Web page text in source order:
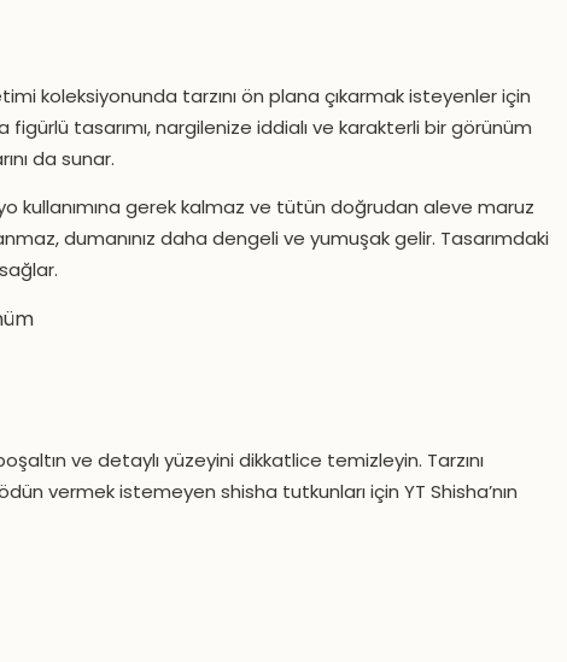
koleksiyonunda tarzını ön plana çıkarmak isteyenler için
tasarımı, nargilenize iddialı ve karakterli bir görünüm
da sunar.
kullanımına gerek kalmaz ve tütün doğrudan aleve maruz
dumanınız daha dengeli ve yumuşak gelir. Tasarımdaki
ve detaylı yüzeyini dikkatlice temizleyin. Tarzını
vermek istemeyen shisha tutkunları için YT Shisha’nın